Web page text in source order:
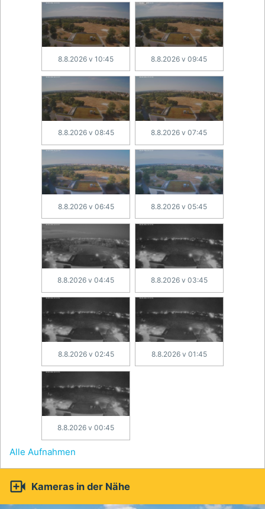
8.8.2026 v 10:45 8.8.2026 v 09:45
8.8.2026 v 08:45 8.8.2026 v 07:45
8.8.2026 v 06:45 8.8.2026 v 05:45
8.8.2026 v 04:45 8.8.2026 v 03:45
8.8.2026 v 02:45 8.8.2026 v 01:45
8.8.2026 v 00:45
Alle Aufnahmen
 Kameras in der Nähe